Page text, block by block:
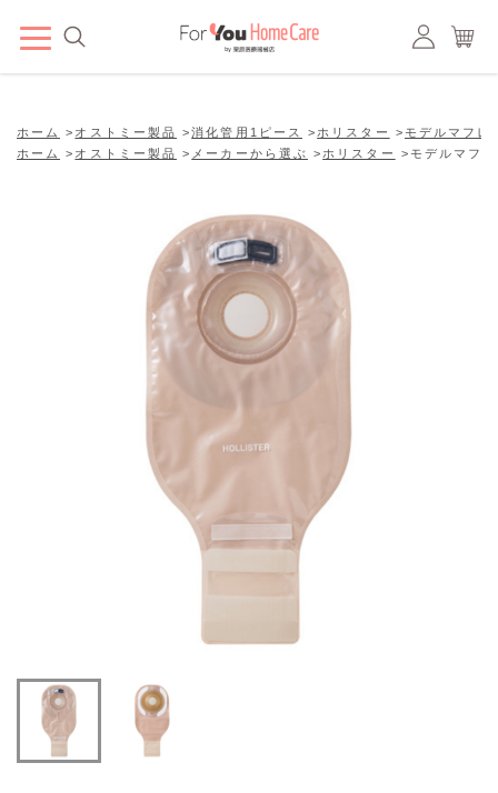
ホーム > オストミー製品 >消化管用1ピース > ホリスター > モデルマフレ
ホーム
> オストミー製品 > メーカーから選ぶ > ホリスター > モデルマフ